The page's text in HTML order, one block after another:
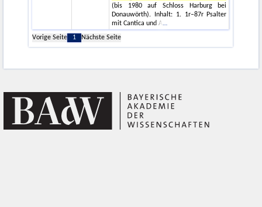
(bis 1980 auf Schloss Harburg bei
Donauwörth). Inhalt: 1. 1r–87r Psalter
mit Cantica und A
Vorige Seite
1 Nächste Seite